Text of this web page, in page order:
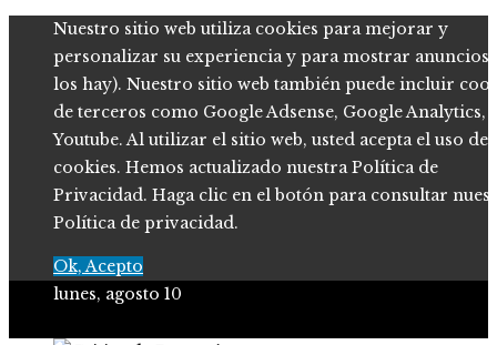
Nuestro sitio web utiliza cookies para mejorar y
personalizar su experiencia y para mostrar anuncios
los hay). Nuestro sitio web también puede incluir
de terceros como Google Adsense, Google Analytics,
Youtube. Al utilizar el sitio web, usted acepta el uso de
cookies. Hemos actualizado nuestra Política de
Privacidad. Haga clic en el botón para consultar
Política de privacidad.
Ok, Acepto
lunes, agosto 10